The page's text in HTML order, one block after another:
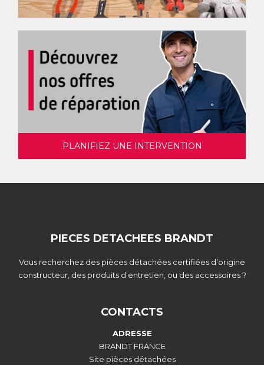
PLANIFIEZ UNE INTERVENTION
PIECES DETACHEES BRANDT
Vous recherchez des pièces détachées certifiées d’origine
constructeur, des produits d'entretien, ou des accessoires ?
CONTACTS
ADRESSE
BRANDT FRANCE
Site pièces détachées